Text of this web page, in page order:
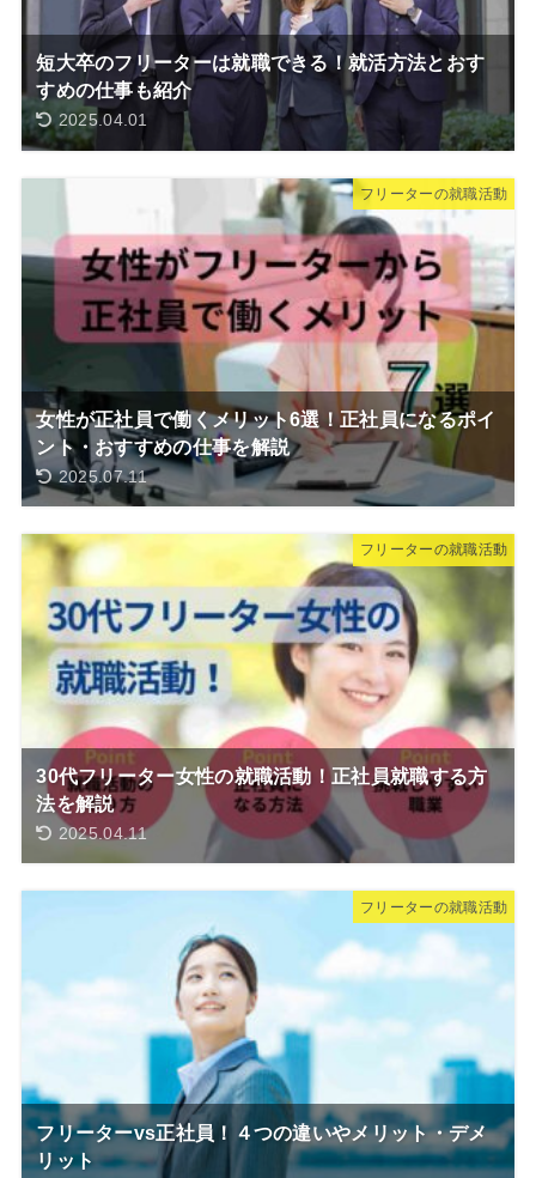
短大卒のフリーターは就職できる！就活方法とおす
すめの仕事も紹介
2025.04.01
フリーターの就職活動
女性が正社員で働くメリット6選！正社員になるポイ
ント・おすすめの仕事を解説
2025.07.11
フリーターの就職活動
30代フリーター女性の就職活動！正社員就職する方
法を解説
2025.04.11
フリーターの就職活動
フリーターvs正社員！４つの違いやメリット・デメ
リット